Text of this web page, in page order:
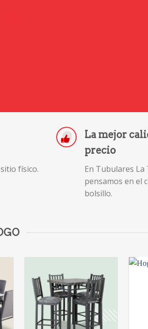
físico.
La mejor
precio
En Tubulares La
pensamos en el
bolsillo.